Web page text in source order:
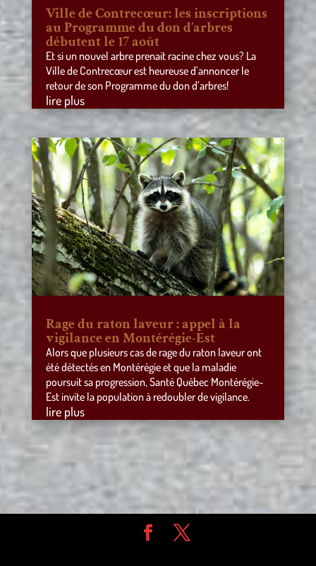
Ville de Contrecœur: les inscriptions
au Programme du don d’arbres
débutent le 17 août
Et si un nouvel arbre prenait racine chez vous? La
Ville de Contrecœur est heureuse d’annoncer le
retour de son Programme du don d’arbres!
lire plus
Rage du raton laveur : appel à la
vigilance en Montérégie-Est
Alors que plusieurs cas de rage du raton laveur ont
été détectés en Montérégie et que la maladie
poursuit sa progression, Santé Québec Montérégie-
Est invite la population à redoubler de vigilance.
lire plus